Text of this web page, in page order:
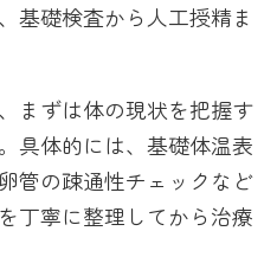
基礎検査から人工授精ま
まずは体の現状を把握す
具体的には、基礎体温表
管の疎通性チェックなど
丁寧に整理してから治療